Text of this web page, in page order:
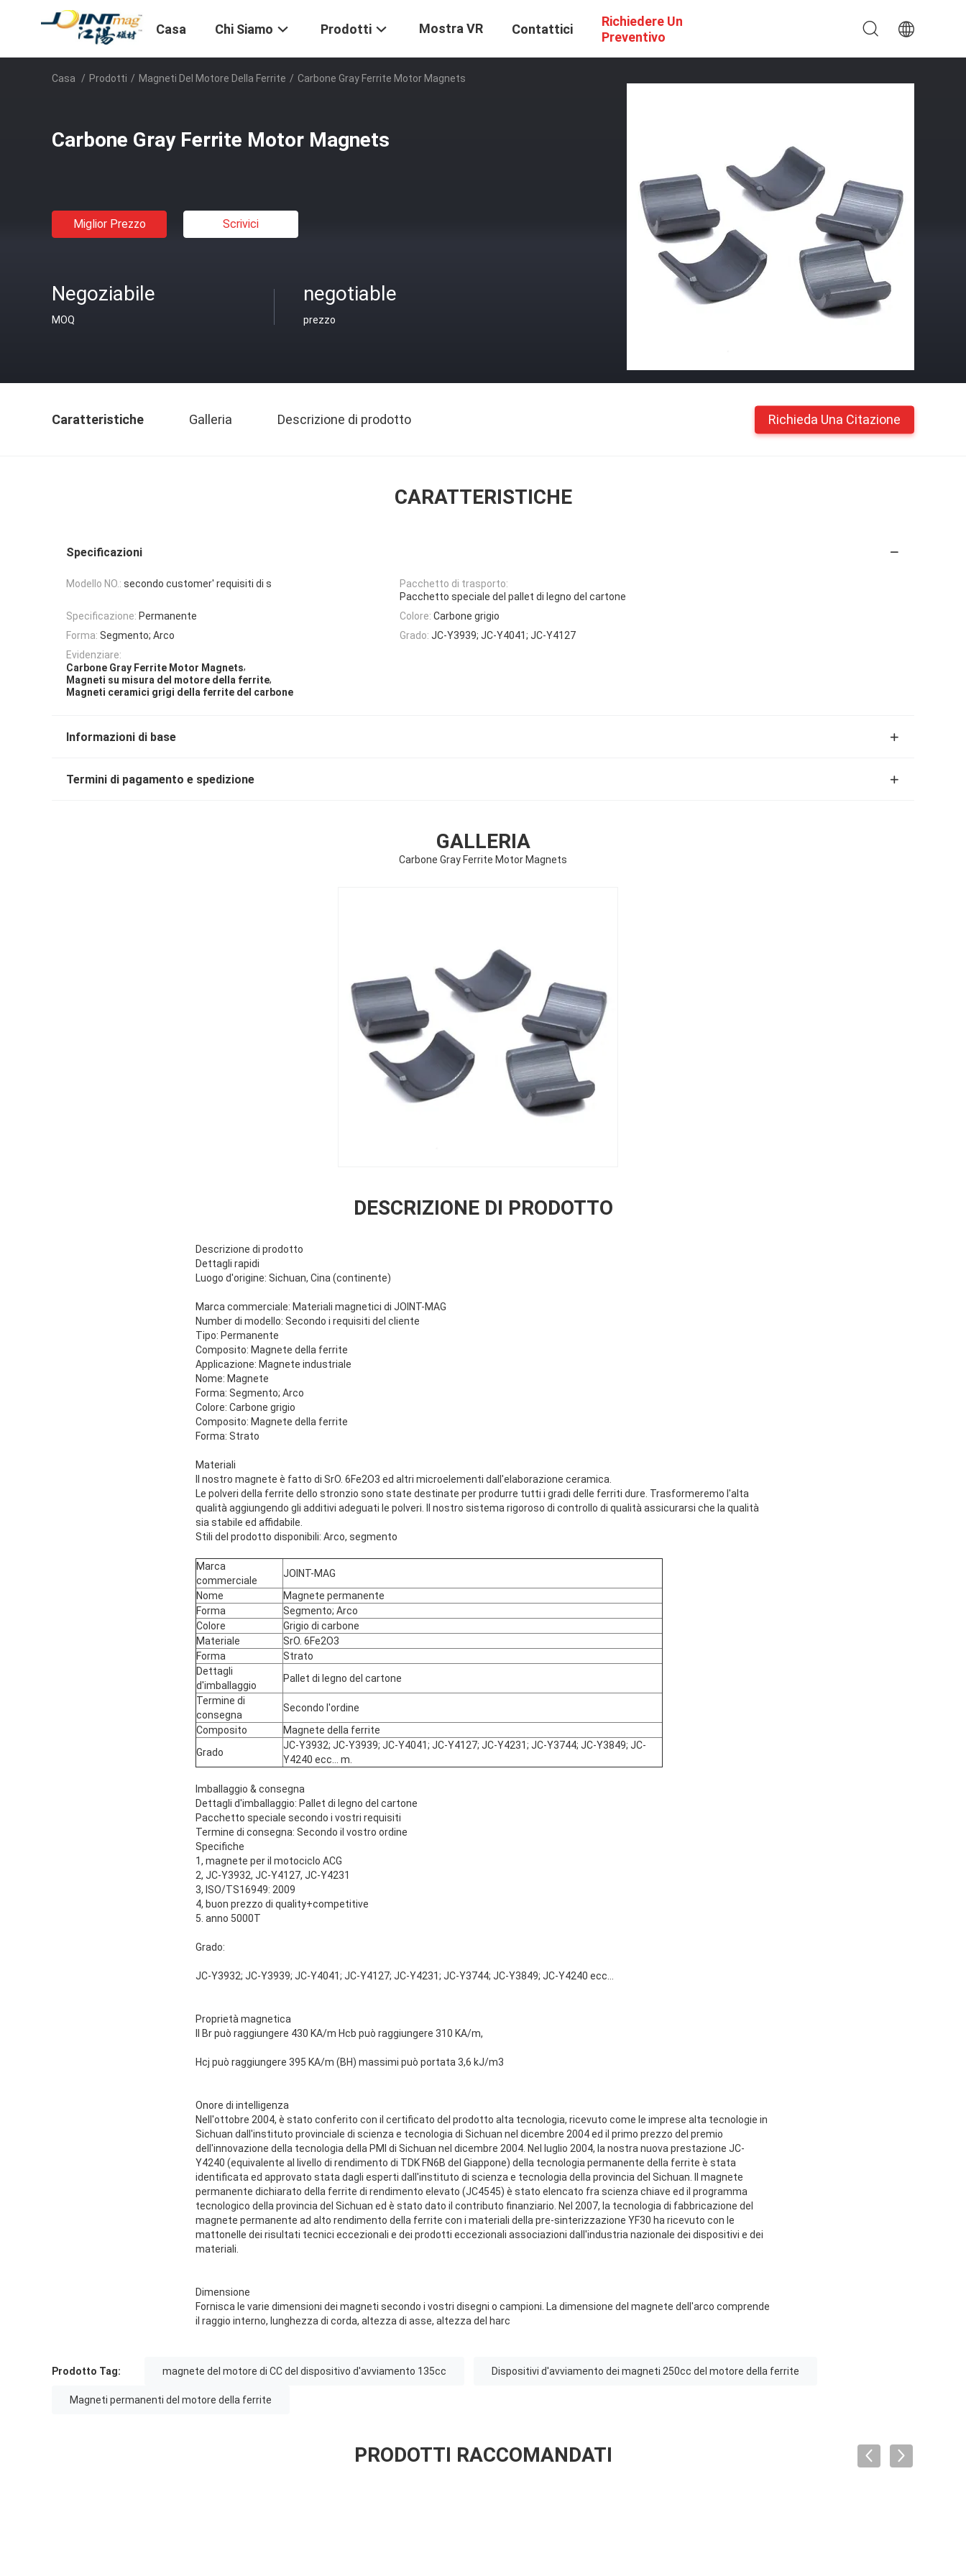
Casa Chi Siamo Prodotti Mostra VR Contattici
Richiedere Un
Preventivo
Casa / Prodotti / Magneti Del Motore Della Ferrite / Carbone Gray Ferrite Motor Magnets
Carbone Gray Ferrite Motor Magnets
Miglior Prezzo Scrivici
Negoziabile
MOQ
negotiable
prezzo
Caratteristiche Galleria Descrizione di prodotto Richieda Una Citazione
CARATTERISTICHE
Specificazioni
Modello NO.: secondo customer′ requisiti di s
Pacchetto di trasporto:
Pacchetto speciale del pallet di legno del cartone
Specificazione: Permanente Colore: Carbone grigio
Forma: Segmento; Arco Grado: JC-Y3939; JC-Y4041; JC-Y4127
Evidenziare:
Carbone Gray Ferrite Motor Magnets,
Magneti su misura del motore della ferrite,
Magneti ceramici grigi della ferrite del carbone
Informazioni di base
Termini di pagamento e spedizione
GALLERIA
Carbone Gray Ferrite Motor Magnets
DESCRIZIONE DI PRODOTTO
Descrizione di prodotto
Dettagli rapidi
Luogo d'origine: Sichuan, Cina (continente)
Marca commerciale: Materiali magnetici di JOINT-MAG
Number di modello: Secondo i requisiti del cliente
Tipo: Permanente
Composito: Magnete della ferrite
Applicazione: Magnete industriale
Nome: Magnete
Forma: Segmento; Arco
Colore: Carbone grigio
Composito: Magnete della ferrite
Forma: Strato
Materiali
Il nostro magnete è fatto di SrO. 6Fe2O3 ed altri microelementi dall'elaborazione ceramica.
Le polveri della ferrite dello stronzio sono state destinate per produrre tutti i gradi delle ferriti dure. Trasformeremo l'alta
qualità aggiungendo gli additivi adeguati le polveri. Il nostro sistema rigoroso di controllo di qualità assicurarsi che la qualità
sia stabile ed affidabile.
Stili del prodotto disponibili: Arco, segmento
Marca
commerciale
JOINT-MAG
Nome
Magnete permanente
Forma
Segmento; Arco
Colore
Grigio di carbone
Materiale
SrO. 6Fe2O3
Forma
Strato
Dettagli
d'imballaggio
Pallet di legno del cartone
Termine di
consegna
Secondo l'ordine
Composito
Magnete della ferrite
Grado
JC-Y3932; JC-Y3939; JC-Y4041; JC-Y4127; JC-Y4231; JC-Y3744; JC-Y3849; JC-
Y4240 ecc… m.
Imballaggio & consegna
Dettagli d'imballaggio: Pallet di legno del cartone
Pacchetto speciale secondo i vostri requisiti
Termine di consegna: Secondo il vostro ordine
Specifiche
1, magnete per il motociclo ACG
2, JC-Y3932, JC-Y4127, JC-Y4231
3, ISO/TS16949: 2009
4, buon prezzo di quality+competitive
5. anno 5000T
Grado:
JC-Y3932; JC-Y3939; JC-Y4041; JC-Y4127; JC-Y4231; JC-Y3744; JC-Y3849; JC-Y4240 ecc…
Proprietà magnetica
Il Br può raggiungere 430 KA/m Hcb può raggiungere 310 KA/m,
Hcj può raggiungere 395 KA/m (BH) massimi può portata 3,6 kJ/m3
Onore di intelligenza
Nell'ottobre 2004, è stato conferito con il certificato del prodotto alta tecnologia, ricevuto come le imprese alta tecnologie in
Sichuan dall'instituto provinciale di scienza e tecnologia di Sichuan nel dicembre 2004 ed il primo prezzo del premio
dell'innovazione della tecnologia della PMI di Sichuan nel dicembre 2004. Nel luglio 2004, la nostra nuova prestazione JC-
Y4240 (equivalente al livello di rendimento di TDK FN6B del Giappone) della tecnologia permanente della ferrite è stata
identificata ed approvato stata dagli esperti dall'instituto di scienza e tecnologia della provincia del Sichuan. Il magnete
permanente dichiarato della ferrite di rendimento elevato (JC4545) è stato elencato fra scienza chiave ed il programma
tecnologico della provincia del Sichuan ed è stato dato il contributo finanziario. Nel 2007, la tecnologia di fabbricazione del
magnete permanente ad alto rendimento della ferrite con i materiali della pre-sinterizzazione YF30 ha ricevuto con le
mattonelle dei risultati tecnici eccezionali e dei prodotti eccezionali associazioni dall'industria nazionale dei dispositivi e dei
materiali.
Dimensione
Fornisca le varie dimensioni dei magneti secondo i vostri disegni o campioni. La dimensione del magnete dell'arco comprende
il raggio interno, lunghezza di corda, altezza di asse, altezza del harc
Prodotto Tag: magnete del motore di CC del dispositivo d'avviamento 135cc Dispositivi d'avviamento dei magneti 250cc del motore della ferrite
Magneti permanenti del motore della ferrite
PRODOTTI RACCOMANDATI